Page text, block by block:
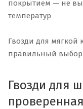
покрытием — не
температур
Гвозди для
правильный выбор
Гвозди для